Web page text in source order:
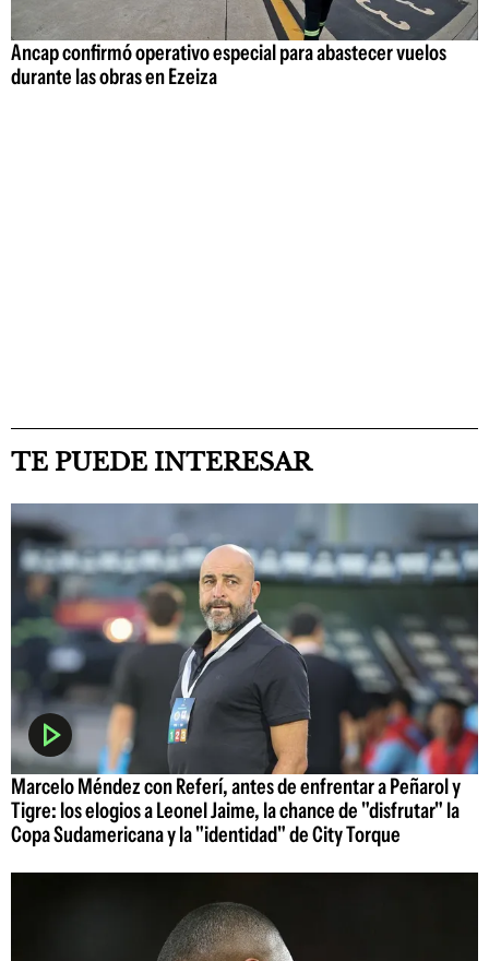
Ancap confirmó operativo especial para abastecer vuelos
durante las obras en Ezeiza
TE PUEDE INTERESAR
Marcelo Méndez con Referí, antes de enfrentar a Peñarol y
Tigre: los elogios a Leonel Jaime, la chance de "disfrutar" la
Copa Sudamericana y la "identidad" de City Torque